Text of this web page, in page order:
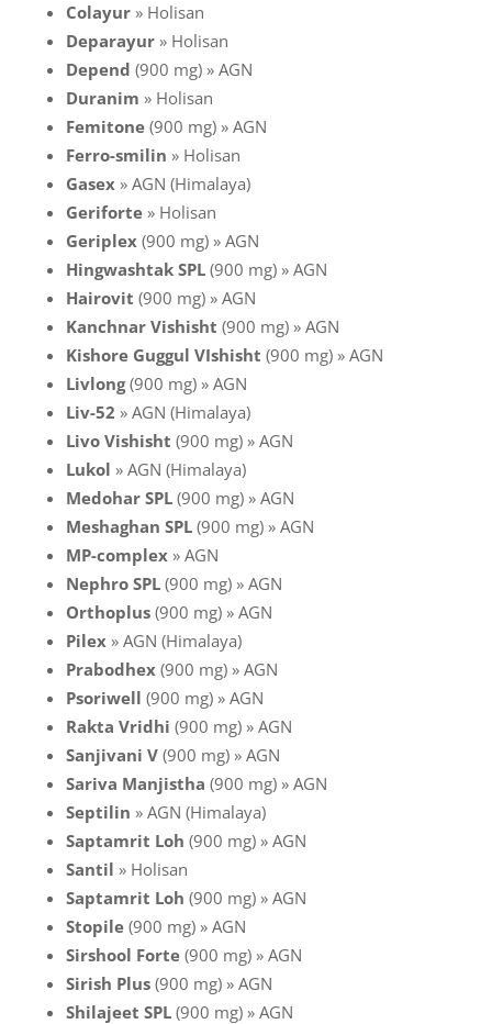
Colayur» Holisan
Deparayur» Holisan
Depend (900 mg) » AGN
Duranim » Holisan
Femitone(900 mg) » AGN
Ferro-smilin » Holisan
Gasex» AGN (Himalaya)
Geriforte» Holisan
Geriplex(900 mg) » AGN
Hingwashtak SPL(900 mg) » AGN
Hairovit (900 mg) » AGN
Kanchnar Vishisht (900 mg) » AGN
Kishore Guggul VIshisht (900 mg) » AGN
Livlong(900 mg) » AGN
Liv-52 » AGN (Himalaya)
Livo Vishisht (900 mg) » AGN
Lukol » AGN (Himalaya)
Medohar SPL(900 mg) » AGN
Meshaghan SPL(900 mg) » AGN
MP-complex» AGN
Nephro SPL(900 mg) » AGN
Orthoplus(900 mg) » AGN
Pilex» AGN (Himalaya)
Prabodhex(900 mg) » AGN
Psoriwell (900 mg) » AGN
Rakta Vridhi (900 mg) » AGN
Sanjivani V(900 mg) » AGN
Sariva Manjistha (900 mg) » AGN
Septilin » AGN (Himalaya)
Saptamrit Loh (900 mg) » AGN
Santil » Holisan
Saptamrit Loh (900 mg) » AGN
Stopile(900 mg) » AGN
Sirshool Forte(900 mg) » AGN
Sirish Plus(900 mg) » AGN
Shilajeet SPL(900 mg) » AGN